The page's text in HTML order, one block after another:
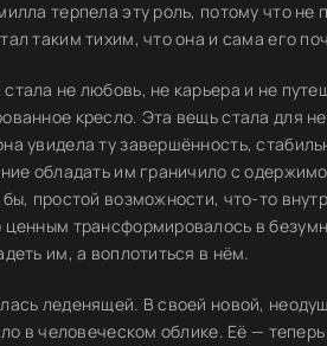
терпела эту роль, потому что
таким тихим, что она и сама его
не любовь, не карьера и не
кресло. Эта вещь стала для
увидела ту завершённость,
обладать им граничило с
простой возможности, что-то
трансформировалось в
им, а воплотиться в нём.
леденящей. В своей новой,
в человеческом облике. Её —